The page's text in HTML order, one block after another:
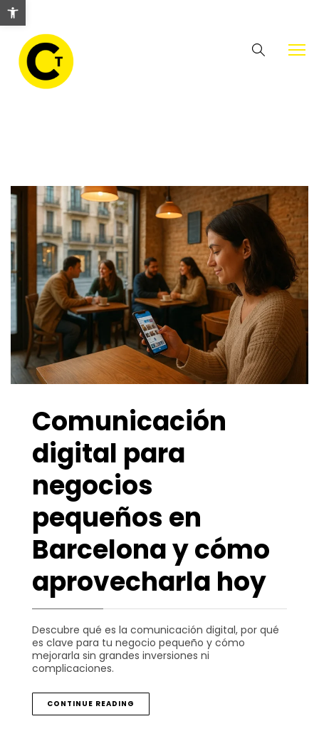
Abrir barra de herramientas
Comunicación
digital para
negocios
pequeños en
Barcelona y cómo
aprovecharla hoy
Descubre qué es la comunicación digital, por qué
es clave para tu negocio pequeño y cómo
mejorarla sin grandes inversiones ni
complicaciones.
CONTINUE READING